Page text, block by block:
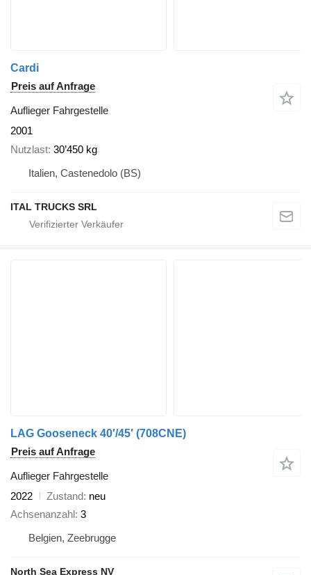
Cardi
Preis auf Anfrage
Auflieger Fahrgestelle
2001
Nutzlast 30’450 kg
Italien, Castenedolo (BS)
ITAL TRUCKS SRL
LAG Gooseneck 40′/45′ (708CNE)
Preis auf Anfrage
Auflieger Fahrgestelle
2022
Zustand neu
Achsenanzahl 3
Belgien, Zeebrugge
North Sea Express NV